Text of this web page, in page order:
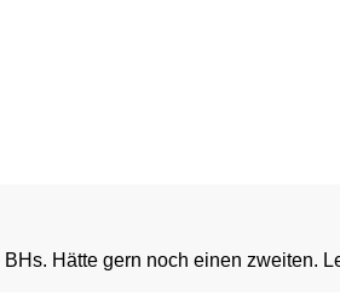
Hätte gern noch einen zweiten.